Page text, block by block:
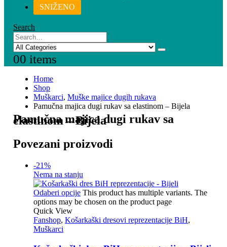
SNIŽENO
Search
00 items
Home
Shop
Muškarci, Muške majice dugih rukava
Pamučna majica dugi rukav sa elastinom – Bijela
Pamučna majica dugi rukav sa
elastinom – Bijela
Povezani proizvodi
-21%
Nema na stanju
Odaberi opcije This product has multiple variants. The
options may be chosen on the product page
Quick View
Fanshop, Košarkaški dresovi reprezentacije BiH,
Muškarci